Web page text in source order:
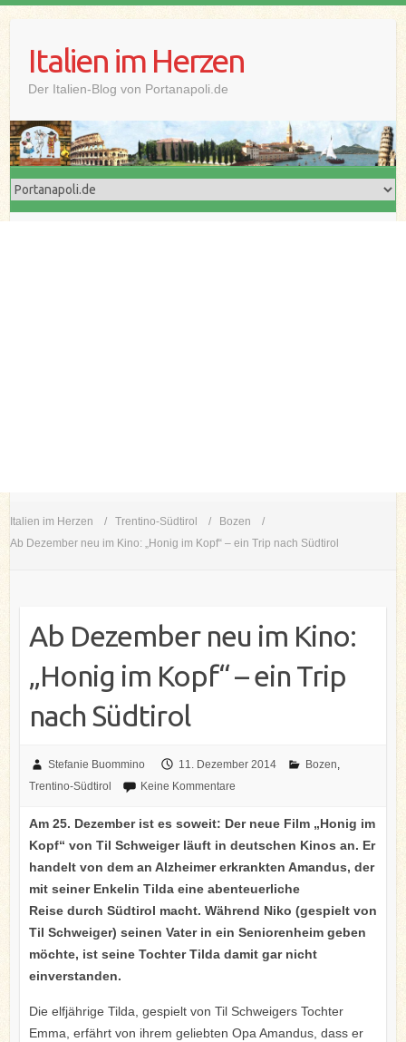
contentItalien im Herzen
Der Italien-Blog von Portanapoli.de
Italien im Herzen Trentino-Südtirol
Bozen
Ab Dezember neu im Kino: „Honig im Kopf“ – ein Trip nach Südtirol
Ab Dezember neu im Kino:
„Honig im Kopf“ – ein Trip
nach Südtirol
Stefanie Buommino 11. Dezember 2014 Bozen,
Trentino-Südtirol
Keine Kommentare
Am 25. Dezember ist es soweit: Der neue Film „Honig im
Kopf“ von Til Schweiger läuft in deutschen Kinos an. Er
handelt von dem an Alzheimer erkrankten Amandus, der
mit seiner Enkelin Tilda eine abenteuerliche
Reise durch Südtirol macht. Während Niko (gespielt von
Til Schweiger) seinen Vater in ein Seniorenheim geben
möchte, ist seine Tochter Tilda damit gar nicht
einverstanden.
Die elfjährige Tilda, gespielt von Til Schweigers Tochter
Emma, erfährt von ihrem geliebten Opa Amandus, dass er